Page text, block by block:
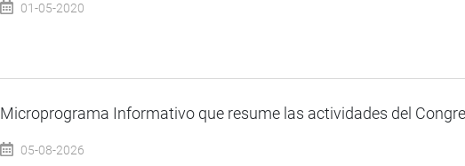
01-05-2020
Microprograma Informativo que resume las actividades del
05-08-2026